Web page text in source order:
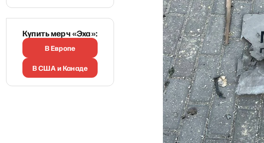
Купить мерч «Эха»:
В Европе
В США и Канаде